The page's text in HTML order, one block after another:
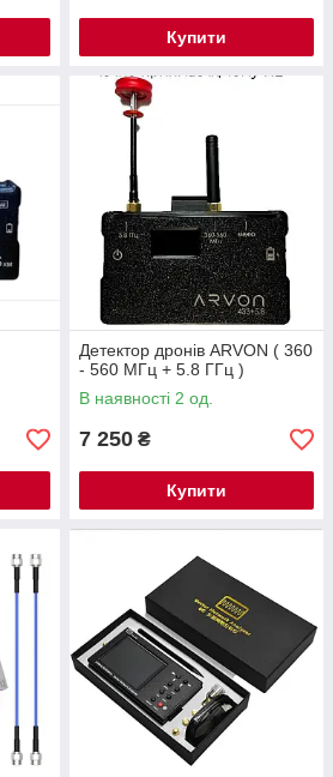
Купити
Детектор дронів ARVON ( 360
- 560 МГц + 5.8 ГГц )
В наявності 2 од.
7 250 ₴
Купити